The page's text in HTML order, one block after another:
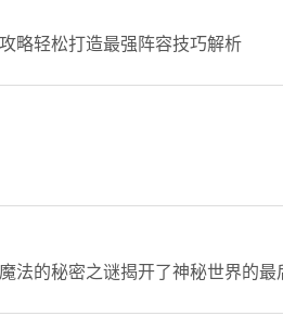
略轻松打造最强阵容技巧解析
法的秘密之谜揭开了神秘世界的最